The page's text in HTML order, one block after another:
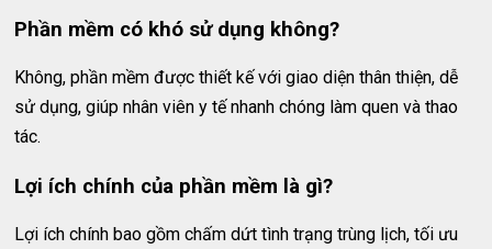
Phần mềm có khó sử dụng không?
Không, phần mềm được thiết kế với giao diện thân thiện, dễ
sử dụng, giúp nhân viên y tế nhanh chóng làm quen và thao
tác.
Lợi ích chính của phần mềm là gì?
Lợi ích chính bao gồm chấm dứt tình trạng trùng lịch, tối ưu